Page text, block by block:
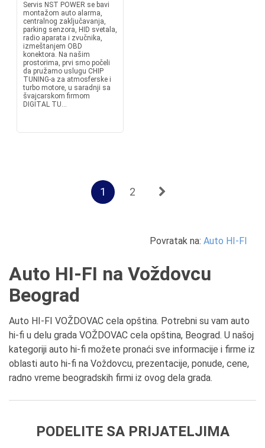
Servis NST POWER se bavi
montažom auto alarma,
centralnog zaključavanja,
parking senzora, HID svetala,
radio aparata i zvučnika,
izmeštanjem OBD
konektora. Na našim
prostorima, prvi smo počeli
da pružamo uslugu CHIP
TUNING-a za atmosferske i
turbo motore, u saradnji sa
švajcarskom firmom
DIGITAL TU...
1 2
Povratak na: Auto HI-FI
Auto HI-FI na Voždovcu
Beograd
Auto HI-FI VOŽDOVAC cela opština. Potrebni su vam auto
hi-fi u delu grada VOŽDOVAC cela opština, Beograd. U našoj
kategoriji auto hi-fi možete pronaći sve informacije i firme iz
oblasti auto hi-fi na Voždovcu, prezentacije, ponude, cene,
radno vreme beogradskih firmi iz ovog dela grada.
PODELITE SA PRIJATELJIMA